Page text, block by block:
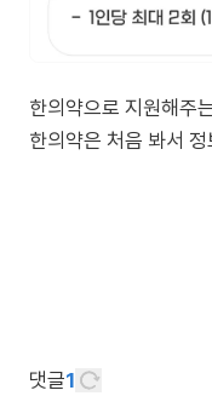
한의약으로 지원해주
댓글1